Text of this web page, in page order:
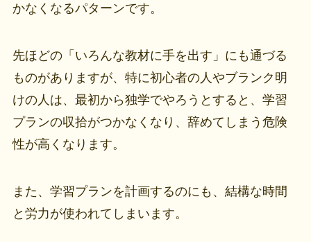
かなくなるパターンです。
先ほどの「いろんな教材に手を出す」にも通づる
ものがありますが、特に初心者の人やブランク明
けの人は、最初から独学でやろうとすると、学習
プランの収拾がつかなくなり、辞めてしまう危険
性が高くなります。
また、学習プランを計画するのにも、結構な時間
と労力が使われてしまいます。